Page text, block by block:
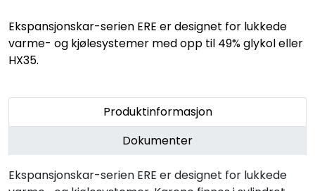
Ekspansjonskar-serien ERE er designet for lukkede
varme- og kjølesystemer med opp til 49% glykol eller
HX35.
Produktinformasjon
Dokumenter
Ekspansjonskar-serien ERE er designet for lukkede